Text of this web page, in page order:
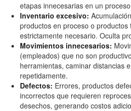
etapas innecesarias en un
Inventario excesivo:
productos en proceso o
estrictamente necesario. Oculta
Movimientos innecesarios:
(empleados) que no son
herramientas, caminar distancias
repetidamente.
Defectos: Errores, productos
incorrectos que requieren
desechos, generando costos